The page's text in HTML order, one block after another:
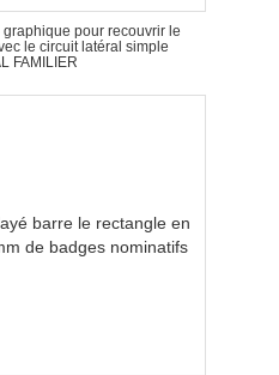
pour recouvrir le
le circuit latéral simple
FAMILIER